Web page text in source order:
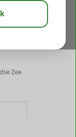
Zee